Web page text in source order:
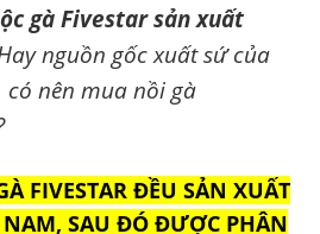
gà Fivestar sản xuất
nguồn gốc xuất sứ của
có nên mua nồi gà
FIVESTAR ĐỀU SẢN XUẤT
SAU ĐÓ ĐƯỢC PHÂN